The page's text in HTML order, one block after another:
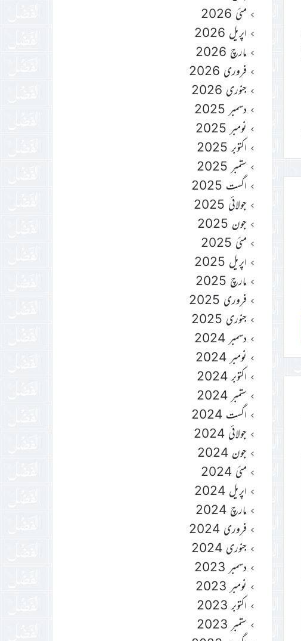
مئی 2026
اپریل 2026
مارچ 2026
فروری 2026
جنوری 2026
دسمبر 2025
نومبر 2025
اکتوبر 2025
ستمبر 2025
اگست 2025
جولائی 2025
جون 2025
مئی 2025
اپریل 2025
مارچ 2025
فروری 2025
جنوری 2025
دسمبر 2024
نومبر 2024
اکتوبر 2024
ستمبر 2024
اگست 2024
جولائی 2024
جون 2024
مئی 2024
اپریل 2024
مارچ 2024
فروری 2024
جنوری 2024
دسمبر 2023
نومبر 2023
اکتوبر 2023
ستمبر 2023